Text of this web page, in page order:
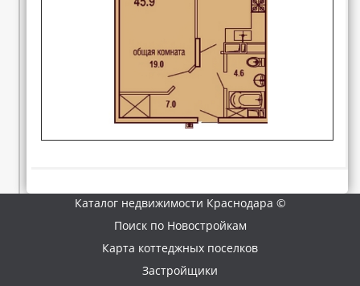
Каталог недвижимости Краснодара ©
Поиск по Новостройкам
Карта коттеджных поселков
Застройщики